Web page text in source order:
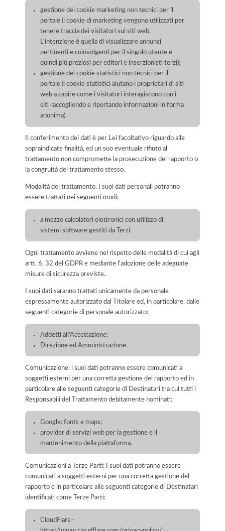
gestione dei cookie marketing non tecnici per il
portale (i cookie di marketing vengono utilizzati per
tenere traccia dei visitatori sui siti web.
L'intenzione è quella di visualizzare annunci
pertinenti e coinvolgenti per il singolo utente e
quindi più preziosi per editori e inserzionisti terzi);
gestione dei cookie statistici non tecnici per il
portale (i cookie statistici aiutano i proprietari di siti
web a capire come i visitatori interagiscono con i
siti raccogliendo e riportando informazioni in forma
anonima).
Il conferimento dei dati è per Lei facoltativo riguardo alle
sopraindicate finalità, ed un suo eventuale rifiuto al
trattamento non compromette la prosecuzione del rapporto o
la congruità del trattamento stesso.
Modalità del trattamento. I suoi dati personali potranno
essere trattati nei seguenti modi:
a mezzo calcolatori elettronici con utilizzo di
sistemi software gestiti da Terzi.
Ogni trattamento avviene nel rispetto delle modalità di cui agli
artt. 6, 32 del GDPR e mediante l'adozione delle adeguate
misure di sicurezza previste.
I suoi dati saranno trattati unicamente da personale
espressamente autorizzato dal Titolare ed, in particolare, dalle
seguenti categorie di personale autorizzato:
Addetti all'Accettazione;
Direzione ed Amministrazione.
Comunicazione: i suoi dati potranno essere comunicati a
soggetti esterni per una corretta gestione del rapporto ed in
particolare alle seguenti categorie di Destinatari tra cui tutti i
Responsabili del Trattamento debitamente nominati:
Google: fonts e maps;
provider di servizi web per la gestione e il
mantenimento della piattaforma.
Comunicazioni a Terze Parti: I suoi dati potranno essere
comunicati a soggetti esterni per una corretta gestione del
rapporto e in particolare alle seguenti categorie di Destinatari
identificati come Terze Parti:
CloudFlare -